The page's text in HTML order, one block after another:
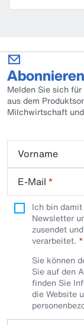
Melden Sie sich
aus dem
Milchwirtschaft
Vorname
E-Mail *
Ich bin
Newsletter
zusendet
verarbeitet.
Sie können
Sie auf den
finden Sie
die Website